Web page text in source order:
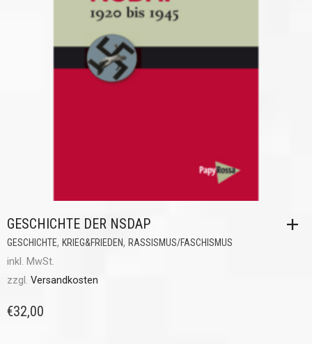
GESCHICHTE DER NSDAP
GESCHICHTE, KRIEG&FRIEDEN, RASSISMUS/FASCHISMUS
inkl. MwSt.
zzgl. Versandkosten
€32,00